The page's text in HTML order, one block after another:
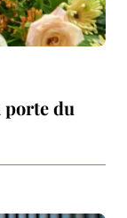
porte du